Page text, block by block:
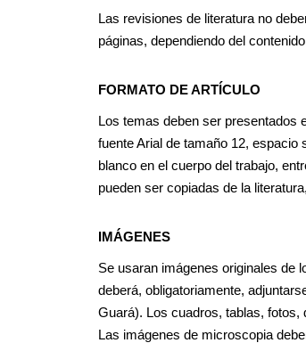
Las revisiones de literatura no
páginas, dependiendo del
FORMATO DE ARTÍCULO
Los temas deben ser presentados
fuente Arial de tamaño 12,
blanco en el cuerpo del trabajo,
pueden ser copiadas de la
IMÁGENES
Se usaran imágenes originales de
deberá, obligatoriamente,
Guará). Los cuadros, tablas, fotos,
Las imágenes de microscopia